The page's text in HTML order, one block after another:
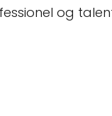
og